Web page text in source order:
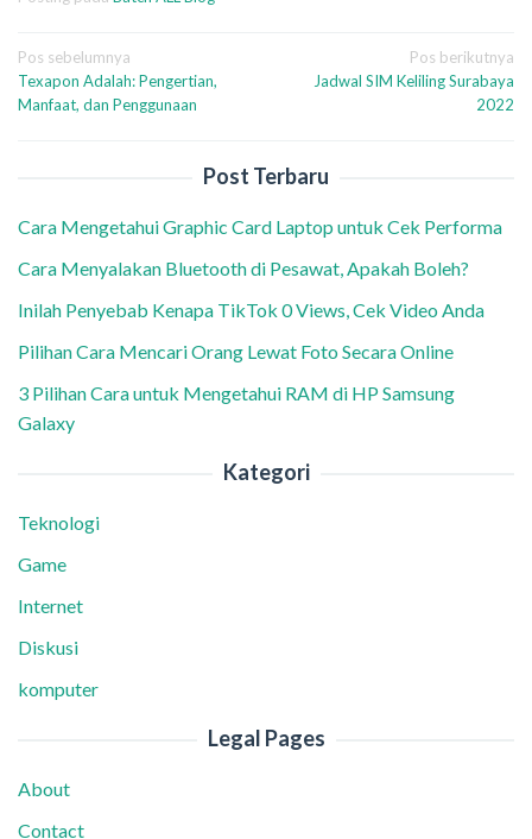
Navigasi
pos
Pos sebelumnya
Texapon Adalah: Pengertian,
Manfaat, dan Penggunaan
Pos berikutnya
Jadwal SIM Keliling Surabaya
2022
Post Terbaru
Cara Mengetahui Graphic Card Laptop untuk Cek Performa
Cara Menyalakan Bluetooth di Pesawat, Apakah Boleh?
Inilah Penyebab Kenapa TikTok 0 Views, Cek Video Anda
Pilihan Cara Mencari Orang Lewat Foto Secara Online
3 Pilihan Cara untuk Mengetahui RAM di HP Samsung
Galaxy
Kategori
Teknologi
Game
Internet
Diskusi
komputer
Legal Pages
About
Contact